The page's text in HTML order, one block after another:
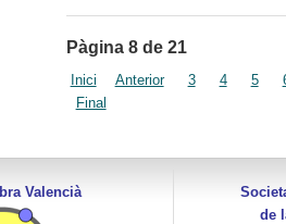
Pàgina 8 de 21
Inici Anterior 3 4 5
Final
Valencià
de